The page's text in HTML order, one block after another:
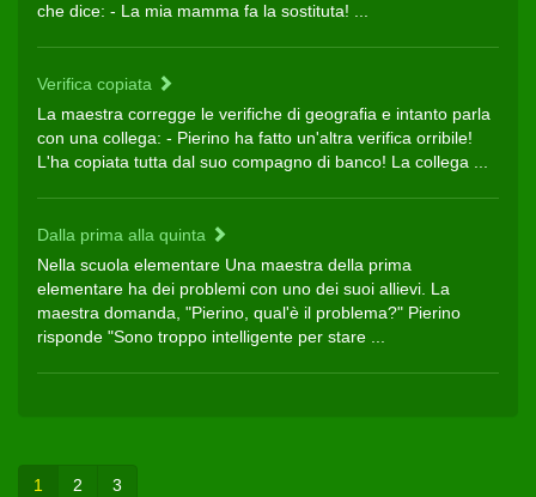
che dice: - La mia mamma fa la sostituta! ...
Verifica copiata
La maestra corregge le verifiche di geografia e intanto parla
con una collega: - Pierino ha fatto un'altra verifica orribile!
L'ha copiata tutta dal suo compagno di banco! La collega ...
Dalla prima alla quinta
Nella scuola elementare Una maestra della prima
elementare ha dei problemi con uno dei suoi allievi. La
maestra domanda, "Pierino, qual'è il problema?" Pierino
risponde "Sono troppo intelligente per stare ...
1 2 3